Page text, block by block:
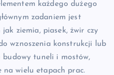
każdego dużego
zadaniem jest
ziemia, piasek, żwir czy
wznoszenia konstrukcji lub
tuneli i mostów,
na wielu etapach prac.